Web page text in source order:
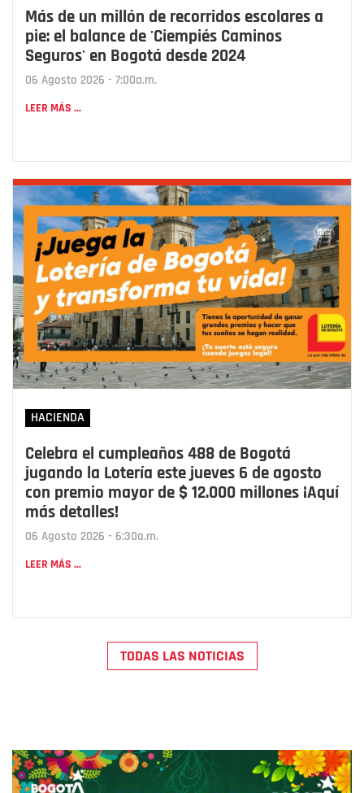
Más de un millón de recorridos escolares a
pie: el balance de 'Ciempiés Caminos
Seguros' en Bogotá desde 2024
06 Agosto 2026 - 7:00a.m.
LEER MÁS ...
HACIENDA
Celebra el cumpleaños 488 de Bogotá
jugando la Lotería este jueves 6 de agosto
con premio mayor de $ 12.000 millones ¡Aquí
más detalles!
06 Agosto 2026 - 6:30a.m.
LEER MÁS ...
TODAS LAS NOTICIAS